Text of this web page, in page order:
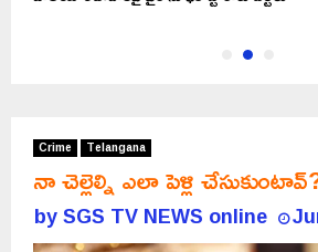
Crime Telangana
నా చెల్లెల్ని ఎలా పెళ్లి
bySGS TV NEWS online